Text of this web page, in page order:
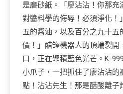
是磨砂紙。「廖沾沾！你那充
對醬料學的侮辱！必須淨化！
五的醬油，以及百分之九十五
價！」醋罐機器人的頂端裂開
口，正在聚積藍色光芒。K-
小爪子，一把抓住了廖沾沾的
點！沾沾先生！那是醋酸離子